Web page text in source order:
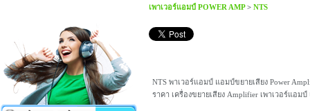
เพาเวอร์แอมป์ POWER AMP> NTS
NTS พาเวอร์แอมป์ แอมป์ขยายเสียง Power
ราคา เครื่องขยายเสียง Amplifier เพาเวอร์แอม